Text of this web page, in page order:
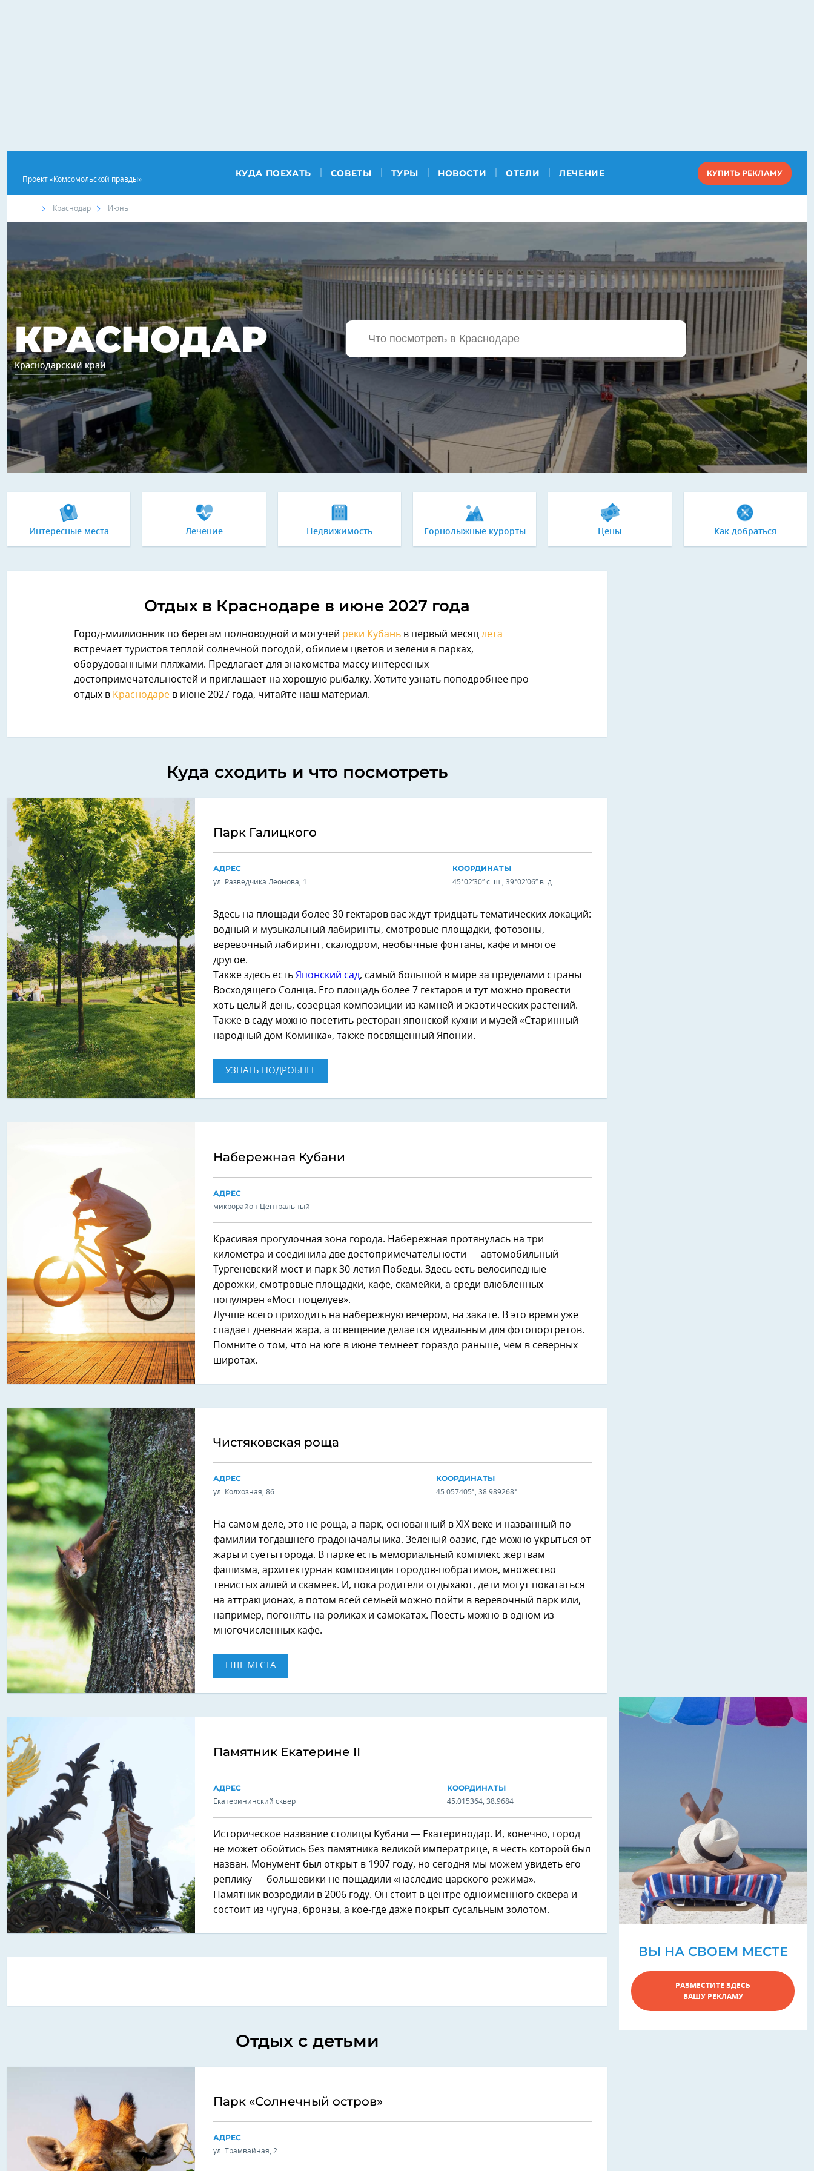
Проект «Комсомольской правды»
КУДА ПОЕХАТЬ СОВЕТЫ ТУРЫ НОВОСТИ ОТЕЛИ ЛЕЧЕНИЕ КУПИТЬ РЕКЛАМУ
Краснодар Июнь
КРАСНОДАР
Краснодарский край
Интересные места Лечение Недвижимость Горнолыжные курорты Цены Как добраться
Отдых в Краснодаре в июне 2027 года
Город-миллионник по берегам полноводной и могучей реки Кубань в первый месяц лета
встречает туристов теплой солнечной погодой, обилием цветов и зелени в парках,
оборудованными пляжами. Предлагает для знакомства массу интересных
достопримечательностей и приглашает на хорошую рыбалку. Хотите узнать поподробнее про
отдых в Краснодаре в июне 2027 года, читайте наш материал.
Куда сходить и что посмотреть
Парк Галицкого
АДРЕС
ул. Разведчика Леонова, 1
КООРДИНАТЫ
45°02′30″ с. ш., 39°02′06″ в. д.
Здесь на площади более 30 гектаров вас ждут тридцать тематических локаций:
водный и музыкальный лабиринты, смотровые площадки, фотозоны,
веревочный лабиринт, скалодром, необычные фонтаны, кафе и многое
другое.
Также здесь есть Японский сад, самый большой в мире за пределами страны
Восходящего Солнца. Его площадь более 7 гектаров и тут можно провести
хоть целый день, созерцая композиции из камней и экзотических растений.
Также в саду можно посетить ресторан японской кухни и музей «Старинный
народный дом Коминка», также посвященный Японии.
УЗНАТЬ ПОДРОБНЕЕ
Набережная Кубани
АДРЕС
микрорайон Центральный
Красивая прогулочная зона города. Набережная протянулась на три
километра и соединила две достопримечательности — автомобильный
Тургеневский мост и парк 30-летия Победы. Здесь есть велосипедные
дорожки, смотровые площадки, кафе, скамейки, а среди влюбленных
популярен «Мост поцелуев».
Лучше всего приходить на набережную вечером, на закате. В это время уже
спадает дневная жара, а освещение делается идеальным для фотопортретов.
Помните о том, что на юге в июне темнеет гораздо раньше, чем в северных
широтах.
Чистяковская роща
АДРЕС
ул. Колхозная, 86
КООРДИНАТЫ
45.057405°, 38.989268°
На самом деле, это не роща, а парк, основанный в XIX веке и названный по
фамилии тогдашнего градоначальника. Зеленый оазис, где можно укрыться от
жары и суеты города. В парке есть мемориальный комплекс жертвам
фашизма, архитектурная композиция городов-побратимов, множество
тенистых аллей и скамеек. И, пока родители отдыхают, дети могут покататься
на аттракционах, а потом всей семьей можно пойти в веревочный парк или,
например, погонять на роликах и самокатах. Поесть можно в одном из
многочисленных кафе.
ЕЩЕ МЕСТА
Памятник Екатерине II
АДРЕС
Екатерининский сквер
КООРДИНАТЫ
45.015364, 38.9684
Историческое название столицы Кубани — Екатеринодар. И, конечно, город
не может обойтись без памятника великой императрице, в честь которой был
назван. Монумент был открыт в 1907 году, но сегодня мы можем увидеть его
реплику — большевики не пощадили «наследие царского режима».
Памятник возродили в 2006 году. Он стоит в центре одноименного сквера и
состоит из чугуна, бронзы, а кое-где даже покрыт сусальным золотом.
Отдых с детьми
Парк «Солнечный остров»
АДРЕС
ул. Трамвайная, 2
ВЫ НА СВОЕМ МЕСТЕ
РАЗМЕСТИТЕ ЗДЕСЬ
ВАШУ РЕКЛАМУ